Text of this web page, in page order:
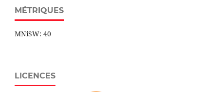
MÉTRIQUES
MNiSW: 40
LICENCES